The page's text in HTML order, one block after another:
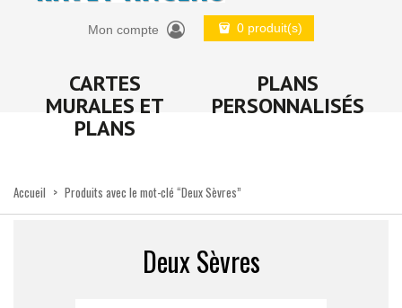
Mon compte 0 produit(s)
CARTES
MURALES ET
PLANS
PLANS
PERSONNALISÉS
Accueil > Produits avec le mot-clé “Deux Sèvres”
Deux Sèvres